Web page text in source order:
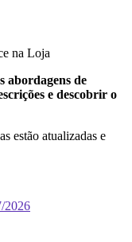
na Loja
abordagens de
e descobrir o
estão atualizadas e
2026